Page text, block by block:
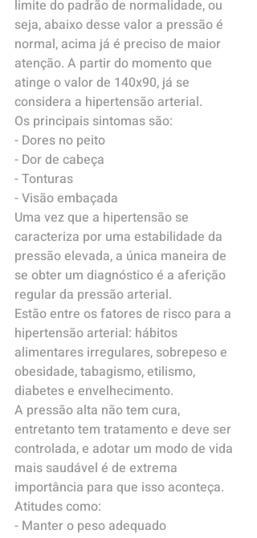
limite do padrão de normalidade, ou
seja, abaixo desse valor a pressão é
normal, acima já é preciso de maior
atenção. A partir do momento que
atinge o valor de 140x90, já se
considera a hipertensão arterial.
Os principais sintomas são:
- Dores no peito
- Dor de cabeça
- Tonturas
- Visão embaçada
Uma vez que a hipertensão se
caracteriza por uma estabilidade da
pressão elevada, a única maneira de
se obter um diagnóstico é a aferição
regular da pressão arterial.
Estão entre os fatores de risco para a
hipertensão arterial: hábitos
alimentares irregulares, sobrepeso e
obesidade, tabagismo, etilismo,
diabetes e envelhecimento.
A pressão alta não tem cura,
entretanto tem tratamento e deve ser
controlada, e adotar um modo de vida
mais saudável é de extrema
importância para que isso aconteça.
Atitudes como:
- Manter o peso adequado